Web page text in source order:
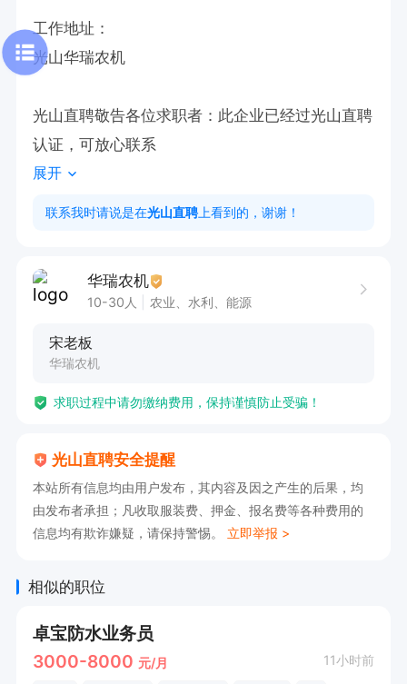
工作地址：
光山华瑞农机
光山直聘敬告各位求职者：此企业已经过光山直聘
认证，可放心联系
展开
联系我时请说是在光山直聘 上看到的，谢谢！
华瑞农机
10-30人 农业、水利、能源
宋老板
华瑞农机
求职过程中请勿缴纳费用，保持谨慎防止受骗！
光山直聘安全提醒
本站所有信息均由用户发布，其内容及因之产生的后果，均
由发布者承担；凡收取服装费、押金、报名费等各种费用的
信息均有欺诈嫌疑，请保持警惕。 立即举报 >
相似的职位
卓宝防水业务员
3000-8000 元/月 11小时前